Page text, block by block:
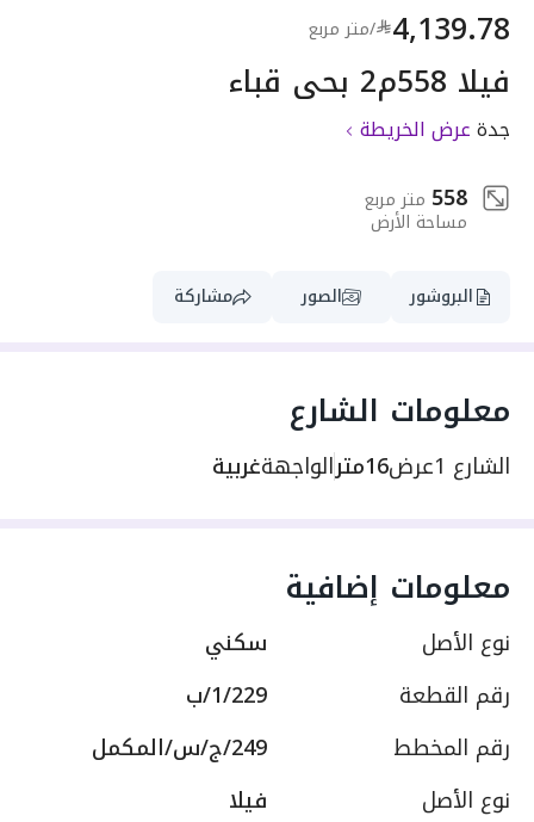
4,139.78
/متر مربع
فيلا 558م2 بحي قباء
جدةعرض الخريطة
558 متر مربع
مساحة الأرض
البروشور الصور مشاركة
معلومات الشارع
الشارع 1 عرض16متر الواجهةغربية
معلومات إضافية
نوع الأصل
سكني
رقم القطعة
1/229/ب
رقم المخطط
249/ج/س/المكمل
نوع الأصل
فيلا